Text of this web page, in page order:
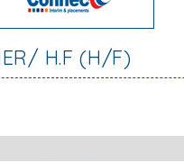
H.F (H/F)